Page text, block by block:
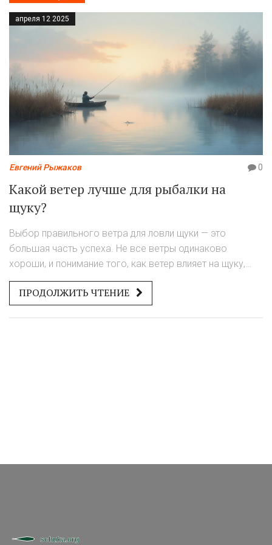
апреля 12 2025
Евгений Рыжаков 0
Какой ветер лучше для рыбалки на
щуку?
Выбор правильного ветра для ловли щуки — это
большая часть успеха. Не все ветры одинаково
хороши, и понимание того, как ветер влияет на щуку,
поможет лучше подготовиться. Читатель узнает, какой
ветер способствует активному клеву, и как изменения
направления и силы ветра могут повлиять на рыбный
ПРОДОЛЖИТЬ ЧТЕНИЕ